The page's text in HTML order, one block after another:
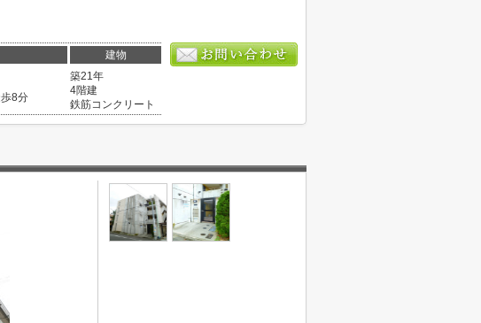
建物
歩8分
築21年
4階建
鉄筋コンクリート